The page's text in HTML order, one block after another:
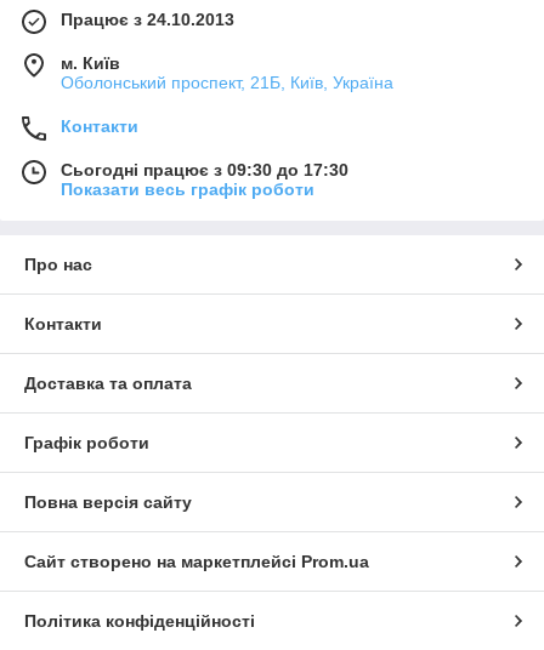
Працює з 24.10.2013
м. Київ
Оболонський проспект, 21Б, Київ, Україна
Контакти
Сьогодні працює з 09:30 до 17:30
Показати весь графік роботи
Про нас
Контакти
Доставка та оплата
Графік роботи
Повна версія сайту
Сайт створено на маркетплейсі Prom.ua
Політика конфіденційності